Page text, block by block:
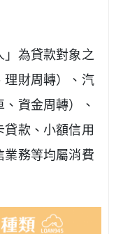
」為貸款對象之
理財周轉）、汽
資金周轉）、
款、小額信用
業務等均屬消費